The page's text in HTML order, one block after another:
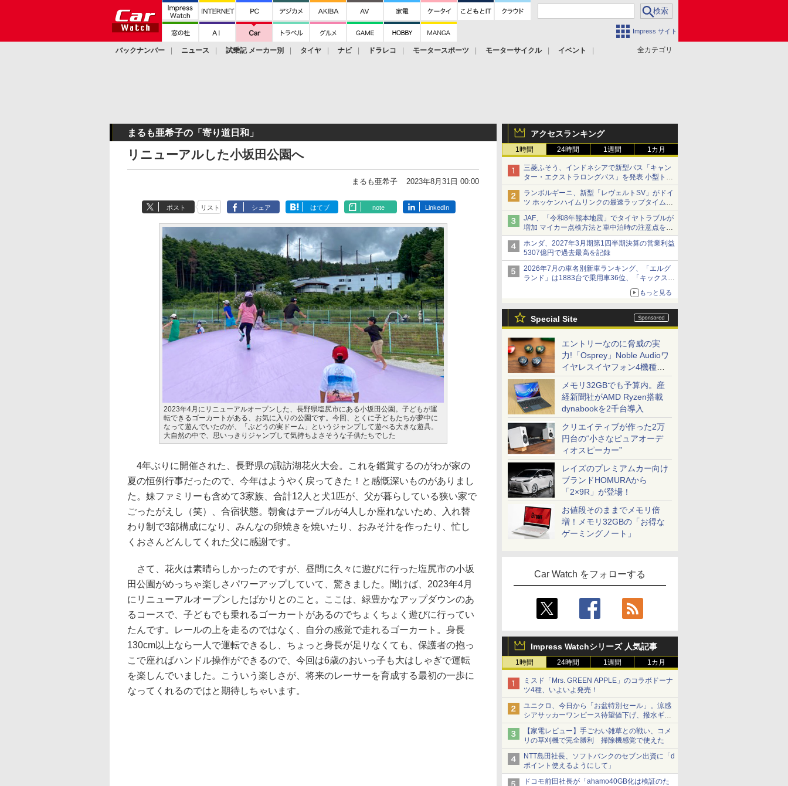
Impress サイト
全カテゴリ
バックナンバー ニュース 試乗記 メーカー別 タイヤ ナビ ドラレコ モータースポーツ モーターサイクル
イベント
アクセスランキング
1時間 24時間 1週間 1カ月
三菱ふそう、インドネシアで新型バス「キャン
ター・エクストラロングバス」を発表 小型トラ
ックベースの観光・旅客輸送向けバス
ランボルギーニ、新型「レヴェルトSV」がドイ
ツ ホッケンハイムリンクの最速ラップタイムを
記録
JAF、「令和8年熊本地震」でタイヤトラブルが
増加 マイカー点検方法と車中泊時の注意点を呼
びかけ
ホンダ、2027年3月期第1四半期決算の営業利益
5307億円で過去最高を記録
2026年7月の車名別新車ランキング、「エルグ
ランド」は1883台で乗用車36位、「キックス」
もっと見る
Special Site
エントリーなのに脅威の実
力!「Osprey」Noble Audioワ
イヤレスイヤフォン4機種を
一気に聴く
メモリ32GBでも予算内。産
経新聞社がAMD Ryzen搭載
dynabookを2千台導入
クリエイティブが作った2万
円台の“小さなピュアオーデ
ィオスピーカー”
レイズのプレミアムカー向け
ブランドHOMURAから
「2×9R」が登場！
お値段そのままでメモリ倍
増！メモリ32GBの「お得な
ゲーミングノート」
Car Watch をフォローする
Impress Watchシリーズ 人気記事
1時間 24時間 1週間 1カ月
ミスド「Mrs. GREEN APPLE」のコラボドーナ
ツ4種、いよいよ発売！
ユニクロ、今日から「お盆特別セール」。涼感
シアサッカーワンピース待望値下げ、撥水ギア
ショーツは1990円に
【家電レビュー】手ごわい雑草との戦い、コメ
リの草刈機で完全勝利 掃除機感覚で使えた
NTT島田社長、ソフトバンクのセブン出資に「d
ポイント使えるようにして」
ドコモ前田社長が「ahamo40GB化は検証のた
まるも亜希子の「寄り道日和」
リニューアルした小坂田公園へ
まるも亜希子 2023年8月31日 00:00
ポスト リスト シェア はてブ note LinkedIn
2023年4月にリニューアルオープンした、長野県塩尻市にある小坂田公園。子どもが運
転できるゴーカートがある、お気に入りの公園です。今回、とくに子どもたちが夢中に
なって遊んでいたのが、「ぶどうの実ドーム」というジャンプして遊べる大きな遊具。
大自然の中で、思いっきりジャンプして気持ちよさそうな子供たちでした
4年ぶりに開催された、長野県の諏訪湖花火大会。これを鑑賞するのがわが家の
夏の恒例行事だったので、今年はようやく戻ってきた！と感慨深いものがありまし
た。妹ファミリーも含めて3家族、合計12人と犬1匹が、父が暮らしている狭い家で
ごったがえし（笑）、合宿状態。朝食はテーブルが4人しか座れないため、入れ替
わり制で3部構成になり、みんなの卵焼きを焼いたり、おみそ汁を作ったり、忙し
くおさんどんしてくれた父に感謝です。
さて、花火は素晴らしかったのですが、昼間に久々に遊びに行った塩尻市の小坂
田公園がめっちゃ楽しさパワーアップしていて、驚きました。聞けば、2023年4月
にリニューアルオープンしたばかりとのこと。ここは、緑豊かなアップダウンのあ
るコースで、子どもでも乗れるゴーカートがあるのでちょくちょく遊びに行ってい
たんです。レールの上を走るのではなく、自分の感覚で走れるゴーカート。身長
130cm以上なら一人で運転できるし、ちょっと身長が足りなくても、保護者の抱っ
こで座ればハンドル操作ができるので、今回は6歳のおいっ子も大はしゃぎで運転
を楽しんでいました。こういう楽しさが、将来のレーサーを育成する最初の一歩に
なってくれるのではと期待しちゃいます。